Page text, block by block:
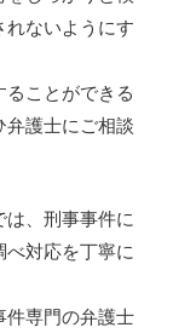
ないようにす
ことができる
護士にご相談
、刑事事件に
対応を丁寧に
件専門の弁護士